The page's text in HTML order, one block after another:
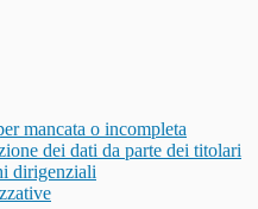
mancata o incompleta
dei dati da parte dei titolari
dirigenziali